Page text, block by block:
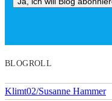
BLOGROLL
Klimt02/Susanne Hammer